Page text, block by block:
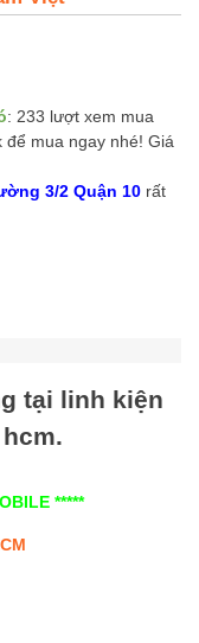
: 233 lượt xem mua
để mua ngay nhé! Giá
3/2 Quận 10 rất
tại linh kiện
*****